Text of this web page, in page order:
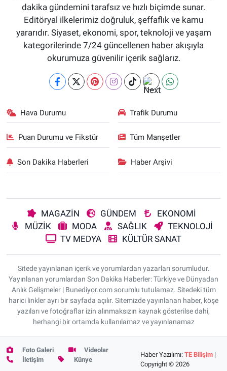
dakika gündemini tarafsız ve hızlı biçimde sunar.
Editöryal ilkelerimiz doğruluk, şeffaflık ve kamu
yararıdır. Siyaset, ekonomi, spor, teknoloji ve yaşam
kategorilerinde 7/24 güncellenen haber akışıyla
okurumuza güvenilir içerik sağlarız.
Hava Durumu Trafik Durumu
Puan Durumu ve Fikstür Tüm Manşetler
Son Dakika Haberleri Haber Arşivi
MAGAZİN GÜNDEM
EKONOMİ
MÜZİK
MODA SAĞLIK
TEKNOLOJİ
TV MEDYA
KÜLTÜR SANAT
Sitede yayınlanan içerik ve yorumlardan yazarları sorumludur.
Yayınlanan yorumlardan Son Dakika Haberler: Türkiye ve Dünyadan
Anlık Gelişmeler | Bunediyor.com sorumlu tutulamaz. Sitedeki tüm
harici linkler ayrı bir sayfada açılır. Sitemizde yayınlanan haber, köşe
yazıları ve fotoğraflar izin alınmaksızın kaynak gösterilse dahi,
herhangi bir ortamda kullanılamaz ve yayınlanamaz
Foto Galeri
Videolar
İletişim
Künye
Haber Yazılımı:TE Bilişim |
Copyright © 2026